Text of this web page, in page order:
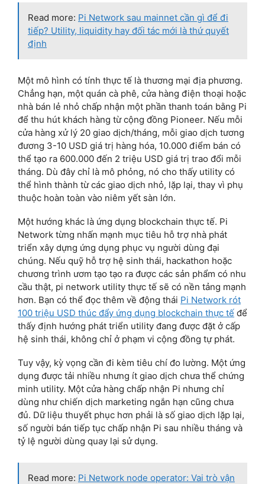
Read more: Pi Network sau mainnet cần gì để đi
tiếp? Utility, liquidity hay đối tác mới là thứ quyết
định
Một mô hình có tính thực tế là thương mại địa phương.
Chẳng hạn, một quán cà phê, cửa hàng điện thoại hoặc
nhà bán lẻ nhỏ chấp nhận một phần thanh toán bằng Pi
để thu hút khách hàng từ cộng đồng Pioneer. Nếu mỗi
cửa hàng xử lý 20 giao dịch/tháng, mỗi giao dịch tương
đương 3-10 USD giá trị hàng hóa, 10.000 điểm bán có
thể tạo ra 600.000 đến 2 triệu USD giá trị trao đổi mỗi
tháng. Dù đây chỉ là mô phỏng, nó cho thấy utility có
thể hình thành từ các giao dịch nhỏ, lặp lại, thay vì phụ
thuộc hoàn toàn vào niêm yết sàn lớn.
Một hướng khác là ứng dụng blockchain thực tế. Pi
Network từng nhấn mạnh mục tiêu hỗ trợ nhà phát
triển xây dựng ứng dụng phục vụ người dùng đại
chúng. Nếu quỹ hỗ trợ hệ sinh thái, hackathon hoặc
chương trình ươm tạo tạo ra được các sản phẩm có nhu
cầu thật, pi network utility thực tế sẽ có nền tảng mạnh
hơn. Bạn có thể đọc thêm về động thái Pi Network rót
100 triệu USD thúc đẩy ứng dụng blockchain thực tế để
thấy định hướng phát triển utility đang được đặt ở cấp
hệ sinh thái, không chỉ ở phạm vi cộng đồng tự phát.
Tuy vậy, kỳ vọng cần đi kèm tiêu chí đo lường. Một ứng
dụng được tải nhiều nhưng ít giao dịch chưa thể chứng
minh utility. Một cửa hàng chấp nhận Pi nhưng chỉ
dùng như chiến dịch marketing ngắn hạn cũng chưa
đủ. Dữ liệu thuyết phục hơn phải là số giao dịch lặp lại,
số người bán tiếp tục chấp nhận Pi sau nhiều tháng và
tỷ lệ người dùng quay lại sử dụng.
Read more: Pi Network node operator: Vai trò vận